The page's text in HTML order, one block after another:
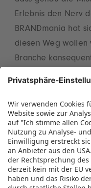
Erlebnis den Nerv
BRANDmania hat
diesen Weg
Branche
mehr Impulse für
Head of
Die nächste
Juni 2027 erneut in